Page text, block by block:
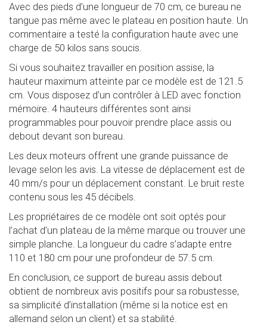
Avec des pieds d’une longueur de 70 cm, ce bureau ne
tangue pas même avec le plateau en position haute. Un
commentaire a testé la configuration haute avec une
charge de 50 kilos sans soucis.
Si vous souhaitez travailler en position assise, la
hauteur maximum atteinte par ce modèle est de 121.5
cm. Vous disposez d’un contrôler à LED avec fonction
mémoire. 4 hauteurs différentes sont ainsi
programmables pour pouvoir prendre place assis ou
debout devant son bureau.
Les deux moteurs offrent une grande puissance de
levage selon les avis. La vitesse de déplacement est de
40 mm/s pour un déplacement constant. Le bruit reste
contenu sous les 45 décibels.
Les propriétaires de ce modèle ont soit optés pour
l’achat d’un plateau de la même marque ou trouver une
simple planche. La longueur du cadre s’adapte entre
110 et 180 cm pour une profondeur de 57.5 cm.
En conclusion, ce support de bureau assis debout
obtient de nombreux avis positifs pour sa robustesse,
sa simplicité d’installation (même si la notice est en
allemand selon un client) et sa stabilité.